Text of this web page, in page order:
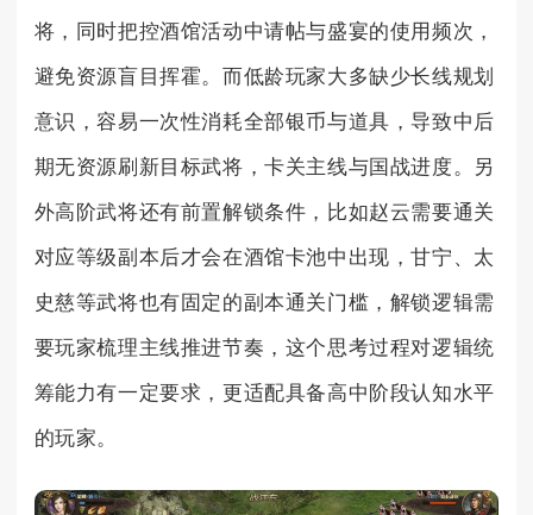
将，同时把控酒馆活动中请帖与盛宴的使用频次，
避免资源盲目挥霍。而低龄玩家大多缺少长线规划
意识，容易一次性消耗全部银币与道具，导致中后
期无资源刷新目标武将，卡关主线与国战进度。另
外高阶武将还有前置解锁条件，比如赵云需要通关
对应等级副本后才会在酒馆卡池中出现，甘宁、太
史慈等武将也有固定的副本通关门槛，解锁逻辑需
要玩家梳理主线推进节奏，这个思考过程对逻辑统
筹能力有一定要求，更适配具备高中阶段认知水平
的玩家。